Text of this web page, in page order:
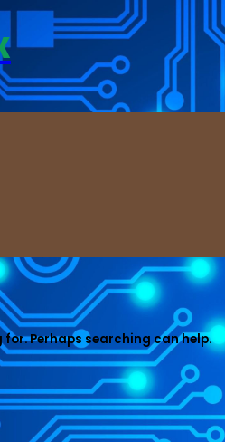
for. Perhaps searching can help.